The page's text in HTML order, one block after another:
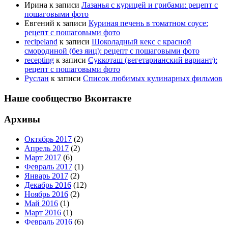
Ирина к записи Лазанья с курицей и грибами: рецепт с
пошаговыми фото
Евгений к записи Куриная печень в томатном соусе:
рецепт с пошаговыми фото
recipeland к записи Шоколадный кекс с красной
смородиной (без яиц): рецепт с пошаговыми фото
recepting к записи Суккоташ (вегетарианский вариант):
рецепт с пошаговыми фото
Руслан к записи Список любимых кулинарных фильмов
Наше сообщество Вконтакте
Архивы
Октябрь 2017 (2)
Апрель 2017 (2)
Март 2017 (6)
Февраль 2017 (1)
Январь 2017 (2)
Декабрь 2016 (12)
Ноябрь 2016 (2)
Май 2016 (1)
Март 2016 (1)
Февраль 2016 (6)